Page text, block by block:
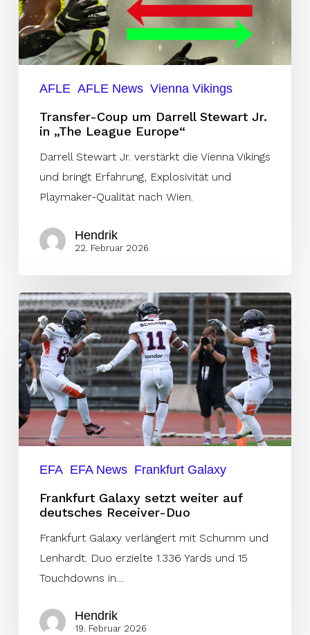
Jr.
in
„The
League
AFLE AFLE News Vienna Vikings
Transfer-Coup um Darrell Stewart Jr.
in „The League Europe“
Darrell Stewart Jr. verstärkt die Vienna Vikings
und bringt Erfahrung, Explosivität und
Playmaker-Qualität nach Wien.
Hendrik
22. Februar 2026
Frankfurt
Galaxy
setzt
weiter
auf
deutsches
Receiver-
Duo
EFA EFA News Frankfurt Galaxy
Frankfurt Galaxy setzt weiter auf
deutsches Receiver-Duo
Frankfurt Galaxy verlängert mit Schumm und
Lenhardt. Duo erzielte 1.336 Yards und 15
Touchdowns in…
Hendrik
19. Februar 2026